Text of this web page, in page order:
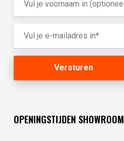
OPENINGSTIJDEN SHOWROOM